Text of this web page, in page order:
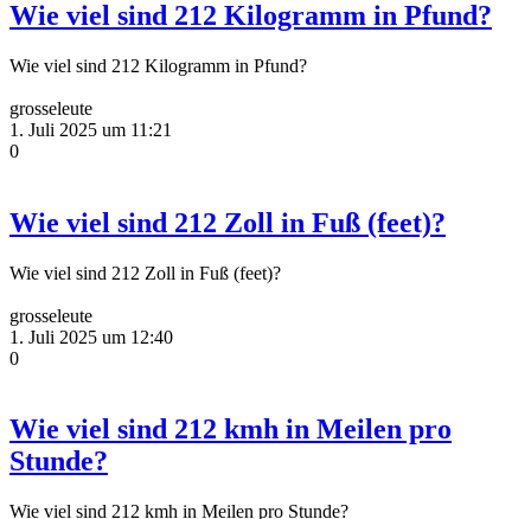
Wie viel sind 212 Kilogramm in Pfund?
Wie viel sind 212 Kilogramm in Pfund?
grosseleute
1. Juli 2025 um 11:21
0
Wie viel sind 212 Zoll in Fuß (feet)?
Wie viel sind 212 Zoll in Fuß (feet)?
grosseleute
1. Juli 2025 um 12:40
0
Wie viel sind 212 kmh in Meilen pro
Stunde?
Wie viel sind 212 kmh in Meilen pro Stunde?